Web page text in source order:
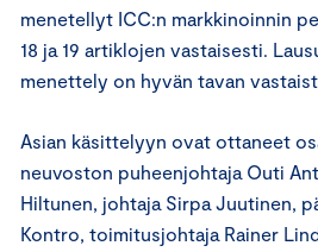
menetellyt ICC:n markkinoinnin
18 ja 19 artiklojen vastaisesti.
menettely on hyvän tavan
Asian käsittelyyn ovat ottaneet
neuvoston puheenjohtaja Outi
Hiltunen, johtaja Sirpa Juutinen,
Kontro, toimitusjohtaja Rainer